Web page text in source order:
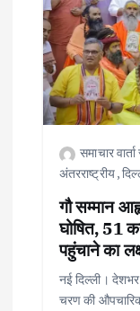
समाचार
अंतरराष्ट्रीय,
गौ सम्मान
घोषित, 51
पहुंचाने का
नई दिल्ली।
चरण की